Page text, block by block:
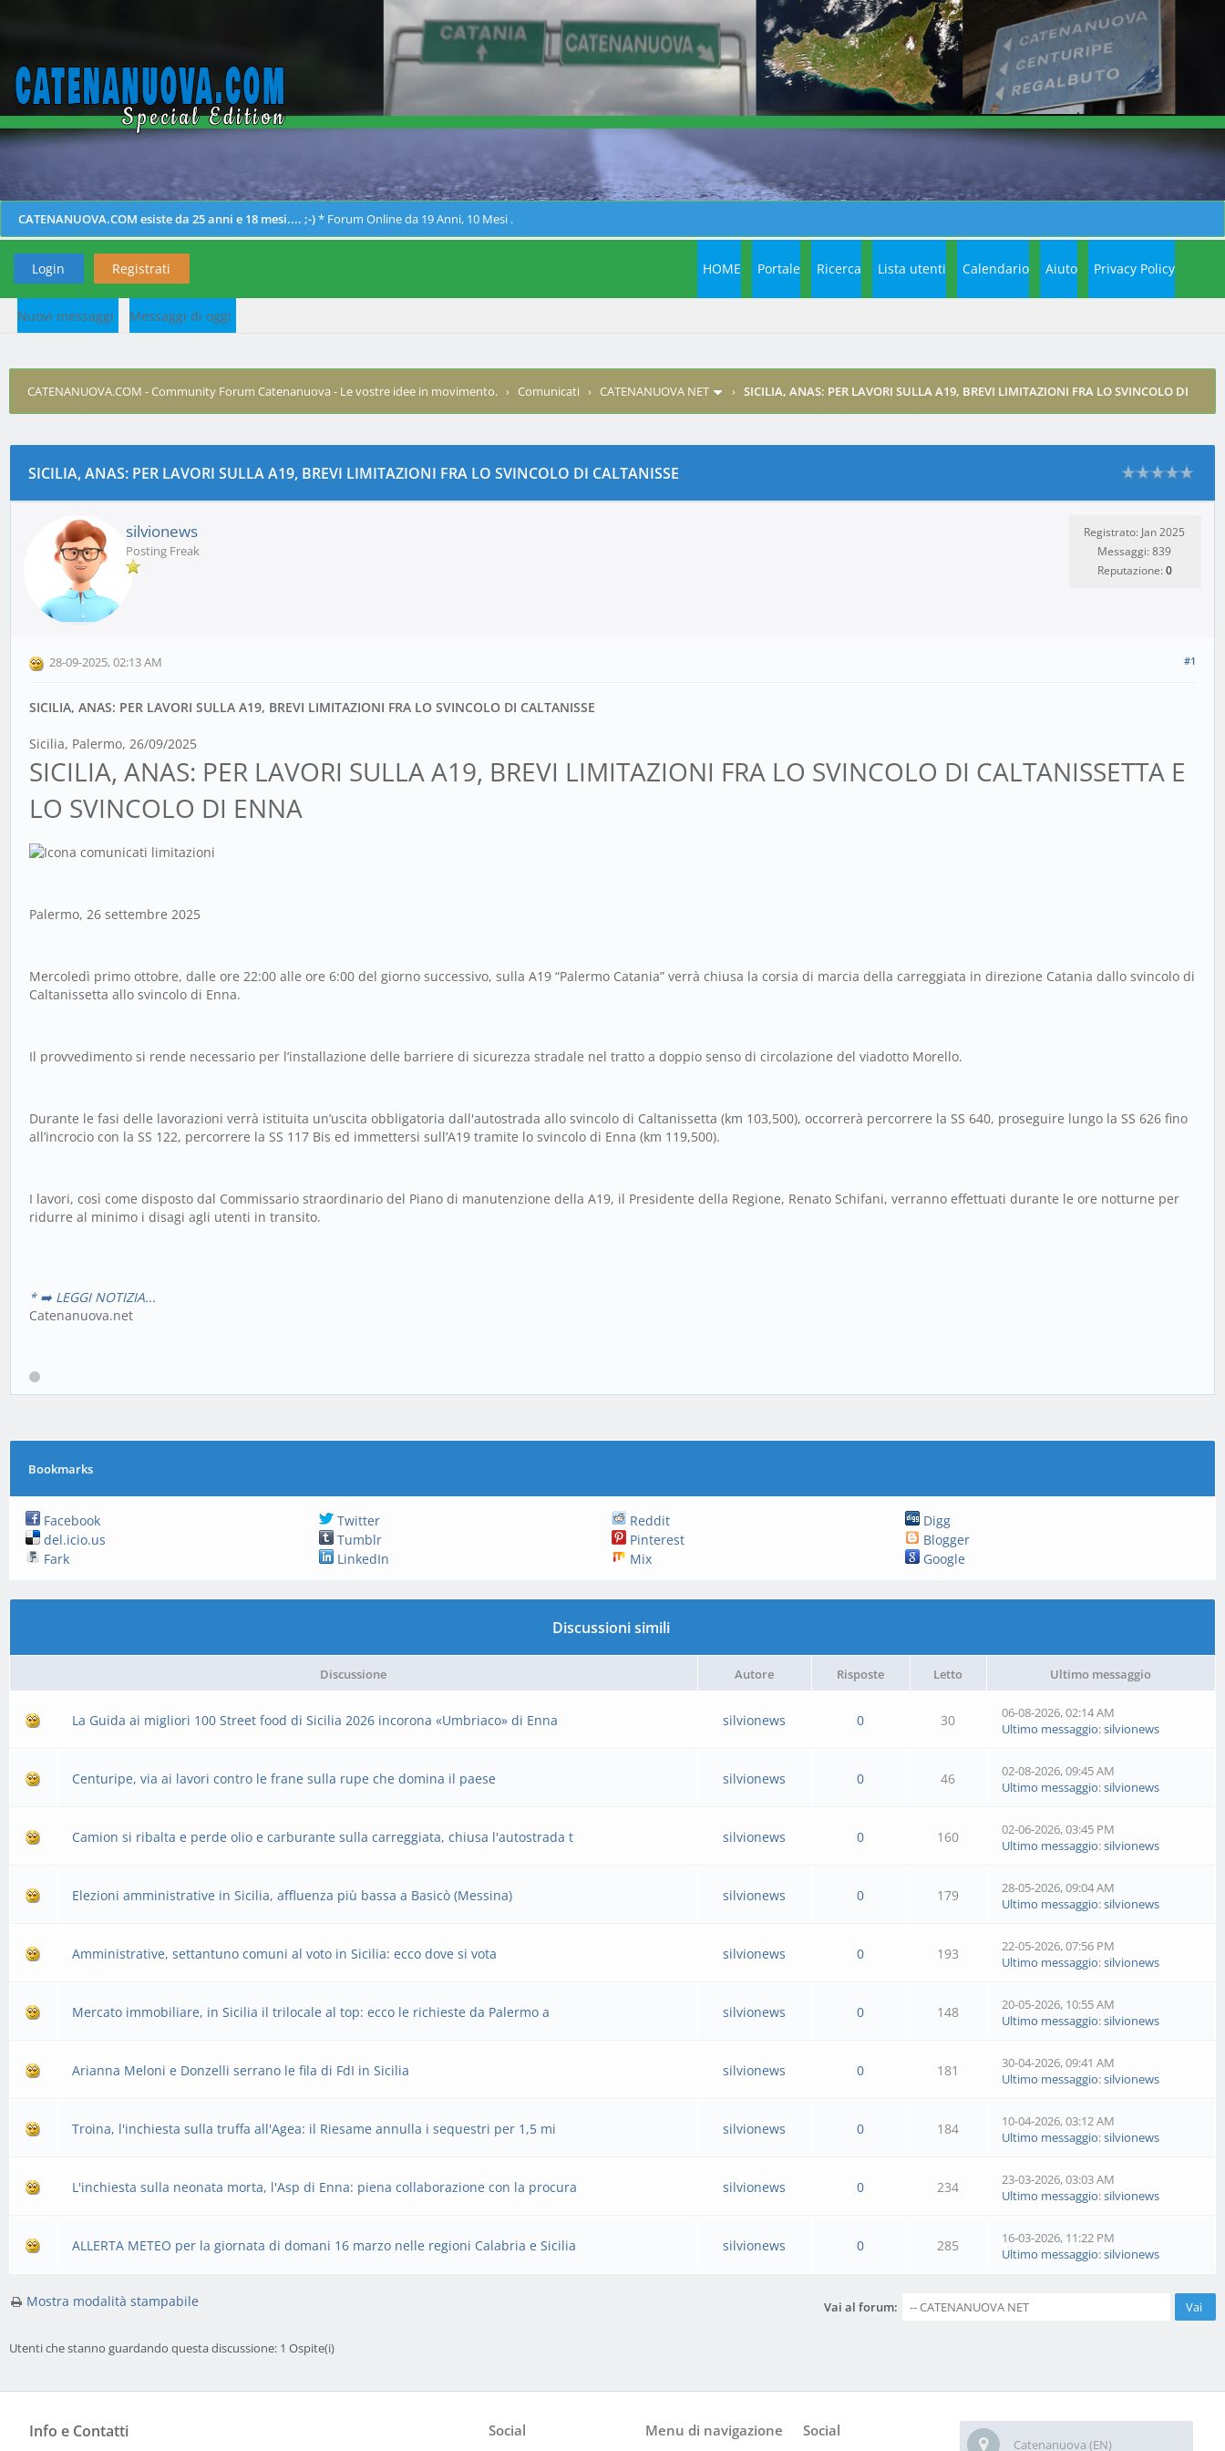
CATENANUOVA.COM esiste da 25 anni e 18 mesi.... ;-)* Forum Online da 19 Anni, 10 Mesi .
Login Registrati HOME Portale Ricerca Lista utenti Calendario Aiuto Privacy Policy
Nuovi messaggi Messaggi di oggi
CATENANUOVA.COM - Community Forum Catenanuova - Le vostre idee in movimento. › Comunicati › CATENANUOVA NET › SICILIA, ANAS: PER LAVORI SULLA A19, BREVI LIMITAZIONI FRA LO SVINCOLO DI
0 voto(i) - 0 media
12345
SICILIA, ANAS: PER LAVORI SULLA A19, BREVI LIMITAZIONI FRA LO SVINCOLO DI CALTANISSE
silvionews
Posting Freak
Registrato: Jan 2025
Messaggi: 839
Reputazione: 0
#1
28-09-2025, 02:13 AM
SICILIA, ANAS: PER LAVORI SULLA A19, BREVI LIMITAZIONI FRA LO SVINCOLO DI CALTANISSE
Sicilia, Palermo, 26/09/2025
SICILIA, ANAS: PER LAVORI SULLA A19, BREVI LIMITAZIONI FRA LO SVINCOLO DI CALTANISSETTA E
LO SVINCOLO DI ENNA
Palermo, 26 settembre 2025
Mercoledì primo ottobre, dalle ore 22:00 alle ore 6:00 del giorno successivo, sulla A19 “Palermo Catania” verrà chiusa la corsia di marcia della carreggiata in direzione Catania dallo svincolo di
Caltanissetta allo svincolo di Enna.
Il provvedimento si rende necessario per l’installazione delle barriere di sicurezza stradale nel tratto a doppio senso di circolazione del viadotto Morello.
Durante le fasi delle lavorazioni verrà istituita un’uscita obbligatoria dall'autostrada allo svincolo di Caltanissetta (km 103,500), occorrerà percorrere la SS 640, proseguire lungo la SS 626 fino
all’incrocio con la SS 122, percorrere la SS 117 Bis ed immettersi sull’A19 tramite lo svincolo di Enna (km 119,500).
I lavori, così come disposto dal Commissario straordinario del Piano di manutenzione della A19, il Presidente della Regione, Renato Schifani, verranno effettuati durante le ore notturne per
ridurre al minimo i disagi agli utenti in transito.
* ➡️ LEGGI NOTIZIA...
Catenanuova.net
Bookmarks
Facebook Twitter Reddit
Digg
del.icio.us
Tumblr Pinterest
Blogger
Fark
LinkedIn Mix Google
Discussioni simili
Discussione Autore Risposte Letto Ultimo messaggio
La Guida ai migliori 100 Street food di Sicilia 2026 incorona «Umbriaco» di Enna silvionews 0 30
06-08-2026, 02:14 AM
Ultimo messaggio:silvionews
Centuripe, via ai lavori contro le frane sulla rupe che domina il paese silvionews 0 46
02-08-2026, 09:45 AM
Ultimo messaggio:silvionews
Camion si ribalta e perde olio e carburante sulla carreggiata, chiusa l'autostrada t silvionews 0 160
02-06-2026, 03:45 PM
Ultimo messaggio:silvionews
Elezioni amministrative in Sicilia, affluenza più bassa a Basicò (Messina) silvionews 0 179
28-05-2026, 09:04 AM
Ultimo messaggio:silvionews
Amministrative, settantuno comuni al voto in Sicilia: ecco dove si vota silvionews 0 193
22-05-2026, 07:56 PM
Ultimo messaggio:silvionews
Mercato immobiliare, in Sicilia il trilocale al top: ecco le richieste da Palermo a silvionews 0 148
20-05-2026, 10:55 AM
Ultimo messaggio:silvionews
Arianna Meloni e Donzelli serrano le fila di FdI in Sicilia silvionews 0 181
30-04-2026, 09:41 AM
Ultimo messaggio:silvionews
Troina, l'inchiesta sulla truffa all'Agea: il Riesame annulla i sequestri per 1,5 mi silvionews 0 184
10-04-2026, 03:12 AM
Ultimo messaggio:silvionews
L'inchiesta sulla neonata morta, l'Asp di Enna: piena collaborazione con la procura silvionews 0 234
23-03-2026, 03:03 AM
Ultimo messaggio:silvionews
ALLERTA METEO per la giornata di domani 16 marzo nelle regioni Calabria e Sicilia silvionews 0 285
16-03-2026, 11:22 PM
Ultimo messaggio:silvionews
Mostra modalità stampabile Vai al forum:
Utenti che stanno guardando questa discussione: 1 Ospite(i)
Info e Contatti
Catenanuova (EN)
Social
Menu di navigazione
Social